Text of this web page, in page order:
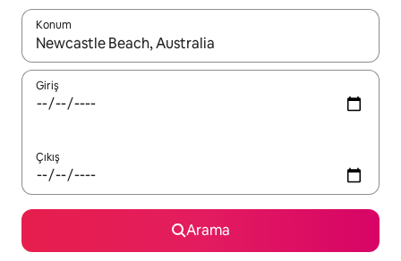
Konum
Sonuçlar kullanılabilir olduğunda yukarı ve aşağı oklarıyla
Giriş
Çıkış
Arama